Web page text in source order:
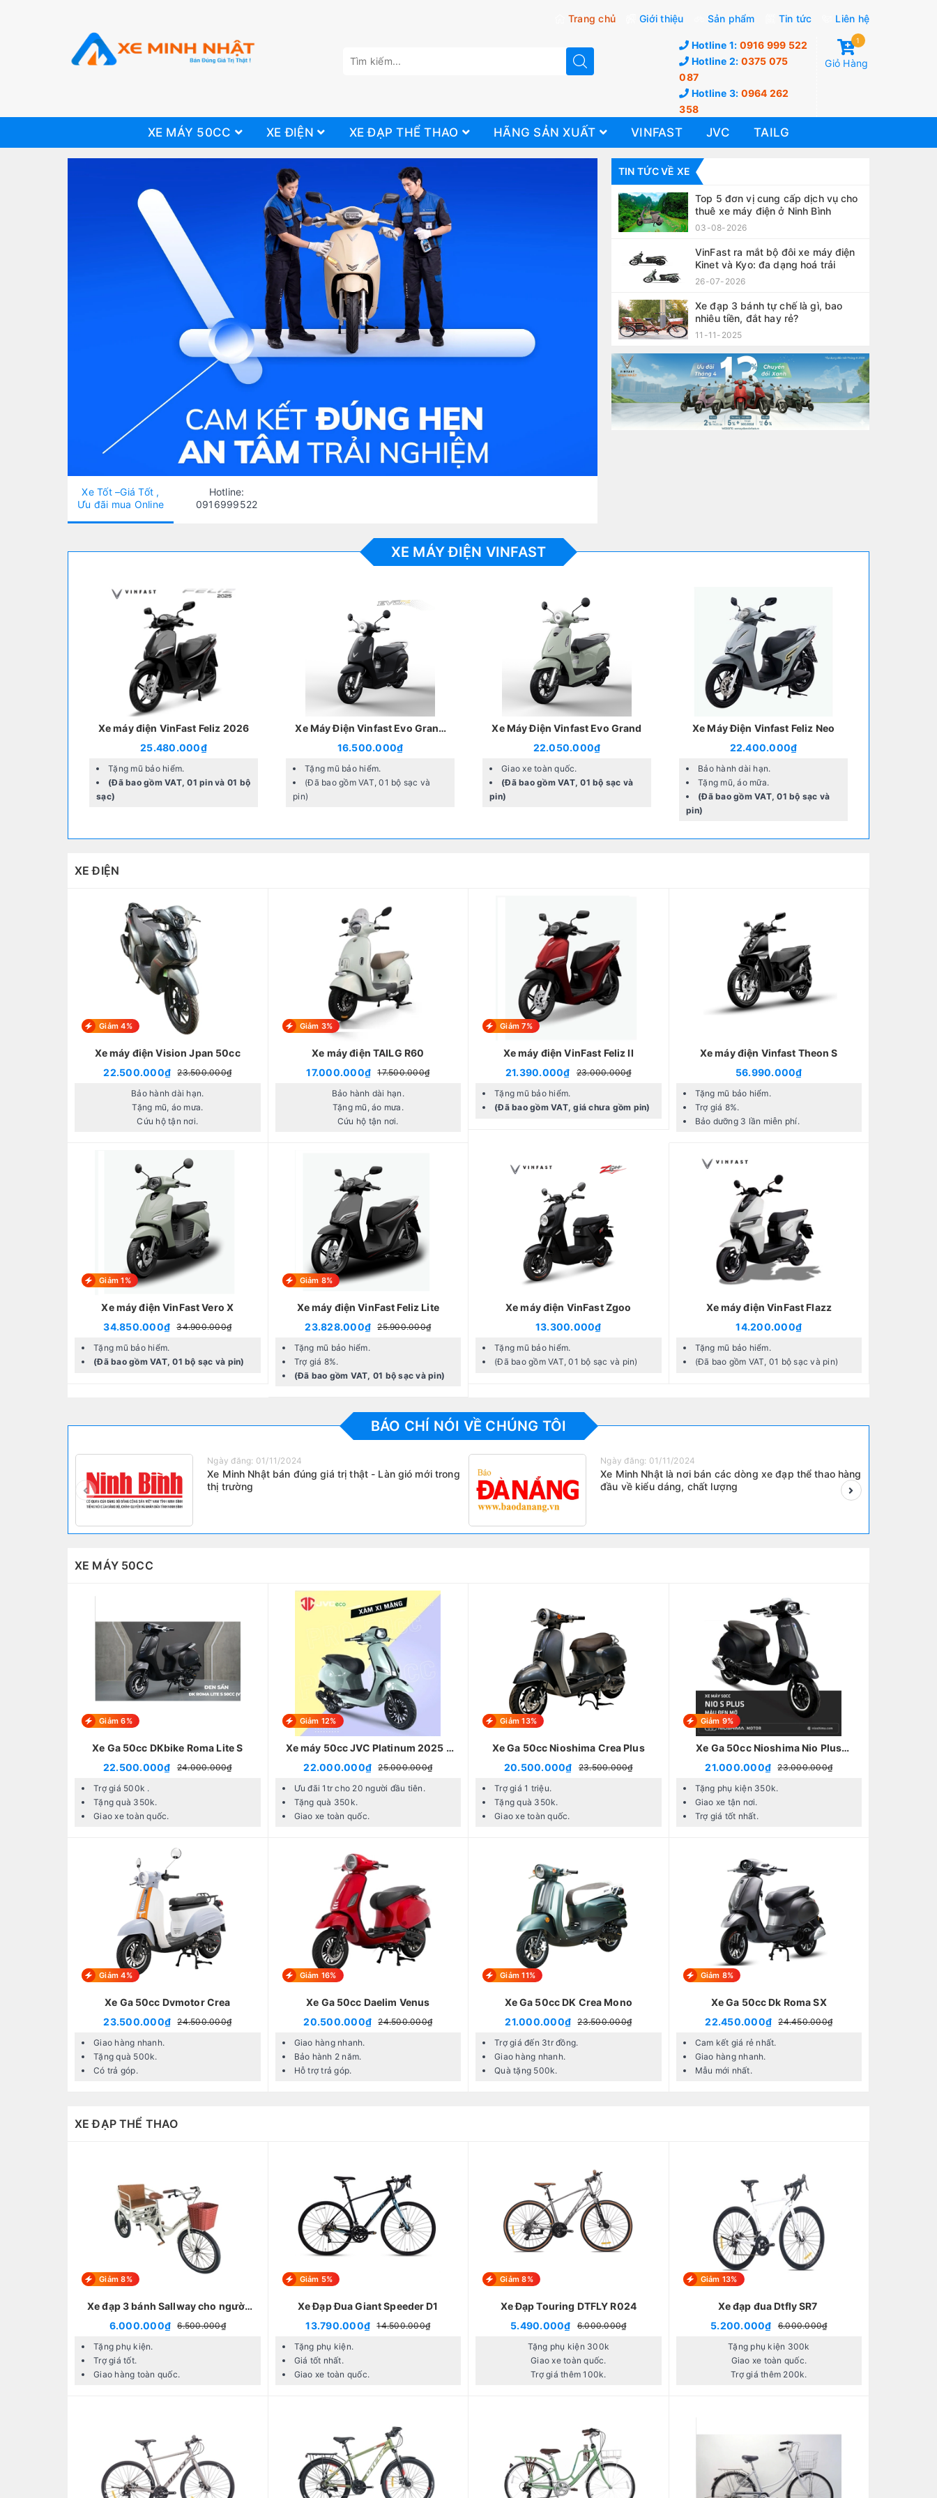
Trang chủ Giới thiệu Sản phẩm Tin tức Liên hệ
Hotline 1: 0916 999 522
Hotline 2: 0375 075
087
Hotline 3: 0964 262
358
1
Giỏ Hàng
XE MÁY 50CC XE ĐIỆN XE ĐẠP THỂ THAO HÃNG SẢN XUẤT VINFAST JVC TAILG
Xe Tốt –Giá Tốt ,
Ưu đãi mua Online
Hotline:
0916999522
TIN TỨC VỀ XE
Top 5 đơn vị cung cấp dịch vụ cho
thuê xe máy điện ở Ninh Bình
03-08-2026
VinFast ra mắt bộ đôi xe máy điện
Kinet và Kyo: đa dạng hoá trải
nghiệm
26-07-2026
Xe đạp 3 bánh tự chế là gì, bao
nhiêu tiền, đắt hay rẻ?
11-11-2025
XE MÁY ĐIỆN VINFAST
Xe máy điện VinFast Feliz 2026
25.480.000₫
Tặng mũ bảo hiểm.
(Đã bao gồm VAT, 01 pin và 01 bộ
sạc)
Xe Máy Điện Vinfast Evo Grand
16.500.000₫
Tặng mũ bảo hiểm.
(Đã bao gồm VAT, 01 bộ sạc và
pin)
Xe Máy Điện Vinfast Evo Grand
22.050.000₫
Giao xe toàn quốc.
(Đã bao gồm VAT, 01 bộ sạc và
pin)
Xe Máy Điện Vinfast Feliz Neo
22.400.000₫
Bảo hành dài hạn.
Tặng mũ, áo mữa.
(Đã bao gồm VAT, 01 bộ sạc và
pin)
XE ĐIỆN
Giảm 4%
Xe máy điện Vision Jpan 50cc
22.500.000₫
23.500.000₫
Bảo hành dài hạn.
Tặng mũ, áo mưa.
Cứu hộ tận nơi.
Giảm 3%
Xe máy điện TAILG R60
17.000.000₫
17.500.000₫
Bảo hành dài hạn.
Tặng mũ, áo mưa.
Cứu hộ tận nơi.
Giảm 7%
Xe máy điện VinFast Feliz II
21.390.000₫
23.000.000₫
Tặng mũ bảo hiểm.
(Đã bao gồm VAT, giá chưa gồm pin)
Xe máy điện Vinfast Theon S
56.990.000₫
Tặng mũ bảo hiểm.
Trợ giá 8%.
Bảo dưỡng 3 lần miễn phí.
Giảm 1%
Xe máy điện VinFast Vero X
34.850.000₫
34.900.000₫
Tặng mũ bảo hiểm.
(Đã bao gồm VAT, 01 bộ sạc và pin)
Giảm 8%
Xe máy điện VinFast Feliz Lite
23.828.000₫
25.900.000₫
Tặng mũ bảo hiểm.
Trợ giá 8%.
(Đã bao gồm VAT, 01 bộ sạc và pin)
Xe máy điện VinFast Zgoo
13.300.000₫
Tặng mũ bảo hiểm.
(Đã bao gồm VAT, 01 bộ sạc và pin)
Xe máy điện VinFast Flazz
14.200.000₫
Tặng mũ bảo hiểm.
(Đã bao gồm VAT, 01 bộ sạc và pin)
BÁO CHÍ NÓI VỀ CHÚNG TÔI
Ngày đăng: 01/11/2024
Xe Minh Nhật bán đúng giá trị thật - Làn gió mới trong
thị trường
Ngày đăng: 01/11/2024
Xe Minh Nhật là nơi bán các dòng xe đạp thể thao hàng
đầu về kiểu dáng, chất lượng
XE MÁY 50CC
Giảm 6%
Xe Ga 50cc DKbike Roma Lite S
22.500.000₫
24.000.000₫
Trợ giá 500k .
Tặng quà 350k.
Giao xe toàn quốc.
Giảm 12%
Xe máy 50cc JVC Platinum 2025 (
22.000.000₫ 25.000.000₫
Ưu đãi 1tr cho 20 người đầu tiên.
Tặng quà 350k.
Giao xe toàn quốc.
Giảm 13%
Xe Ga 50cc Nioshima Crea Plus
20.500.000₫
23.500.000₫
Trợ giá 1 triệu.
Tặng quà 350k.
Giao xe toàn quốc.
Giảm 9%
Xe Ga 50cc Nioshima Nio Plus
21.000.000₫ 23.000.000₫
Tặng phụ kiện 350k.
Giao xe tận nơi.
Trợ giá tốt nhất.
Giảm 4%
Xe Ga 50cc Dvmotor Crea
23.500.000₫
24.500.000₫
Giao hàng nhanh.
Tặng quà 500k.
Có trả góp.
Giảm 16%
Xe Ga 50cc Daelim Venus
20.500.000₫
24.500.000₫
Giao hàng nhanh.
Bảo hành 2 năm.
Hỗ trợ trả góp.
Giảm 11%
Xe Ga 50cc DK Crea Mono
21.000.000₫
23.500.000₫
Trợ giá đến 3tr đồng.
Giao hàng nhanh.
Quà tặng 500k.
Giảm 8%
Xe Ga 50cc Dk Roma SX
22.450.000₫
24.450.000₫
Cam kết giá rẻ nhất.
Giao hàng nhanh.
Mẫu mới nhất.
XE ĐẠP THỂ THAO
Giảm 8%
Xe đạp 3 bánh Sallway cho người
6.000.000₫ 6.500.000₫
Tặng phụ kiện.
Trợ giá tốt.
Giao hàng toàn quốc.
Giảm 5%
Xe Đạp Đua Giant Speeder D1
13.790.000₫
14.500.000₫
Tặng phụ kiện.
Giá tốt nhất.
Giao xe toàn quốc.
Giảm 8%
Xe Đạp Touring DTFLY R024
5.490.000₫
6.000.000₫
Tặng phụ kiện 300k
Giao xe toàn quốc.
Trợ giá thêm 100k.
Giảm 13%
Xe đạp đua Dtfly SR7
5.200.000₫
6.000.000₫
Tặng phụ kiện 300k
Giao xe toàn quốc.
Trợ giá thêm 200k.